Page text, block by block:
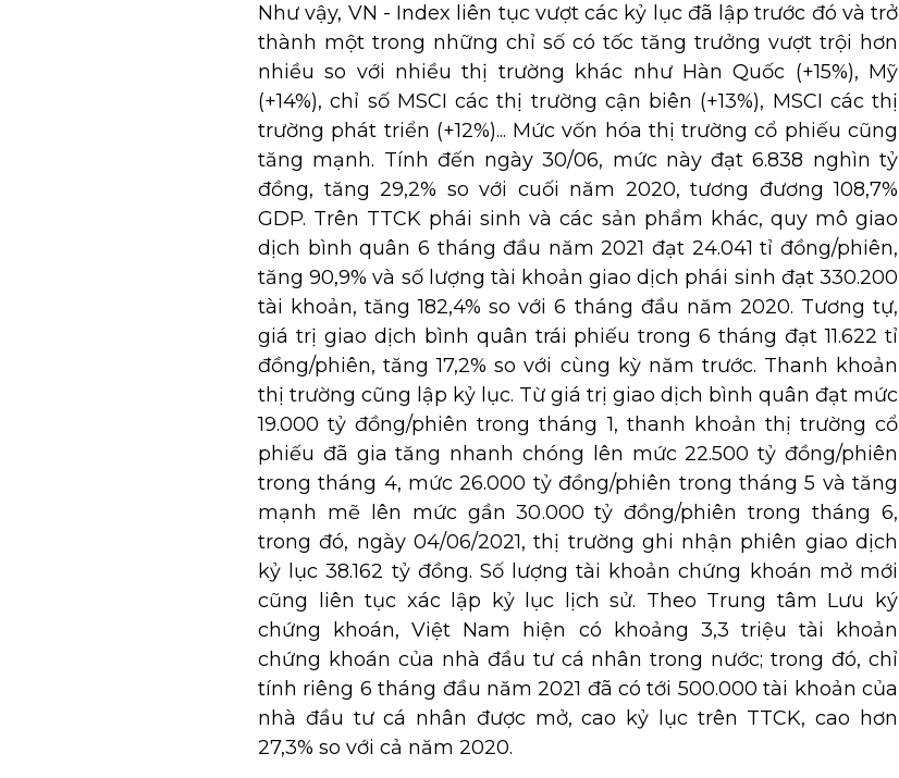
Như vậy, VN - Index liên tục vượt các kỷ lục đã lập trước đó và trở
thành một trong những chỉ số có tốc tăng trưởng vượt trội hơn
nhiều so với nhiều thị trường khác như Hàn Quốc (+15%), Mỹ
(+14%), chỉ số MSCI các thị trường cận biên (+13%), MSCI các thị
trường phát triển (+12%)... Mức vốn hóa thị trường cổ phiếu cũng
tăng mạnh. Tính đến ngày 30/06, mức này đạt 6.838 nghìn tỷ
đồng, tăng 29,2% so với cuối năm 2020, tương đương 108,7%
GDP. Trên TTCK phái sinh và các sản phẩm khác, quy mô giao
dịch bình quân 6 tháng đầu năm 2021 đạt 24.041 tỉ đồng/phiên,
tăng 90,9% và số lượng tài khoản giao dịch phái sinh đạt 330.200
tài khoản, tăng 182,4% so với 6 tháng đầu năm 2020. Tương tự,
giá trị giao dịch bình quân trái phiếu trong 6 tháng đạt 11.622 tỉ
đồng/phiên, tăng 17,2% so với cùng kỳ năm trước. Thanh khoản
thị trường cũng lập kỷ lục. Từ giá trị giao dịch bình quân đạt mức
19.000 tỷ đồng/phiên trong tháng 1, thanh khoản thị trường cổ
phiếu đã gia tăng nhanh chóng lên mức 22.500 tỷ đồng/phiên
trong tháng 4, mức 26.000 tỷ đồng/phiên trong tháng 5 và tăng
mạnh mẽ lên mức gần 30.000 tỷ đồng/phiên trong tháng 6,
trong đó, ngày 04/06/2021, thị trường ghi nhận phiên giao dịch
kỷ lục 38.162 tỷ đồng. Số lượng tài khoản chứng khoán mở mới
cũng liên tục xác lập kỷ lục lịch sử. Theo Trung tâm Lưu ký
chứng khoán, Việt Nam hiện có khoảng 3,3 triệu tài khoản
chứng khoán của nhà đầu tư cá nhân trong nước; trong đó, chỉ
tính riêng 6 tháng đầu năm 2021 đã có tới 500.000 tài khoản của
nhà đầu tư cá nhân được mở, cao kỷ lục trên TTCK, cao hơn
27,3% so với cả năm 2020.